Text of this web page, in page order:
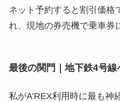
ネット予約すると割引価格
れ、現地の券売機で乗車券
最後の関門｜地下鉄4号
私がA’REX利用時に最も神